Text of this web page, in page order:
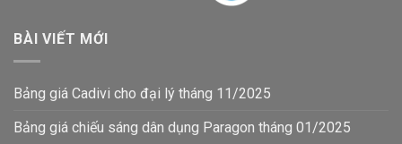
BÀI VIẾT MỚI
Bảng giá Cadivi cho đại lý tháng 11/2025
Bảng giá chiếu sáng dân dụng Paragon tháng 01/2025